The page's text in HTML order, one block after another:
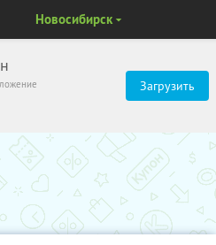
Загрузить
Новосибирск